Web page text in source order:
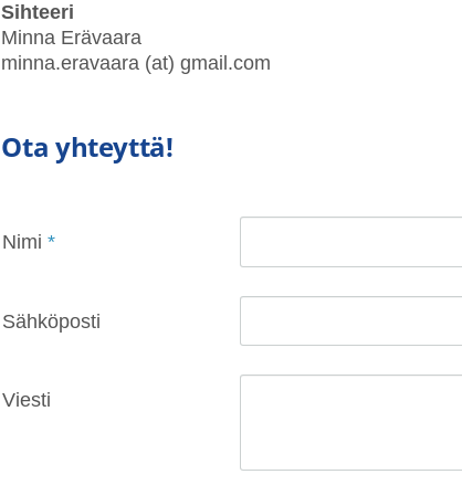
Sihteeri
Minna Erävaara
minna.eravaara (at) gmail.com
Ota yhteyttä!
Nimi *
Sähköposti
Viesti